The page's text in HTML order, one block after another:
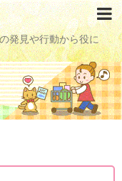
発見や行動から役に